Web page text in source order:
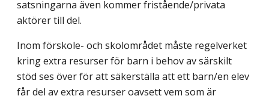
satsningarna även kommer fristående/privata
aktörer till del.
Inom förskole- och skolområdet måste regelverket
kring extra resurser för barn i behov av särskilt
stöd ses över för att säkerställa att ett barn/en elev
får del av extra resurser oavsett vem som är